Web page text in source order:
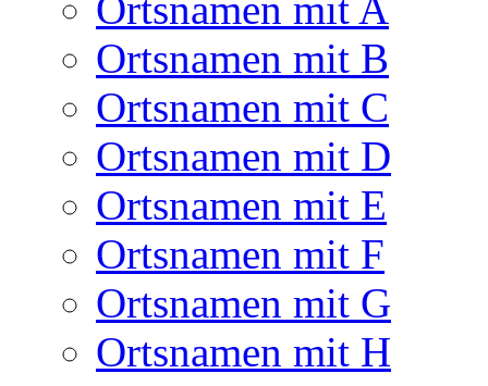
Ortsnamen mit B
Ortsnamen mit C
Ortsnamen mit D
Ortsnamen mit E
Ortsnamen mit F
Ortsnamen mit G
Ortsnamen mit H